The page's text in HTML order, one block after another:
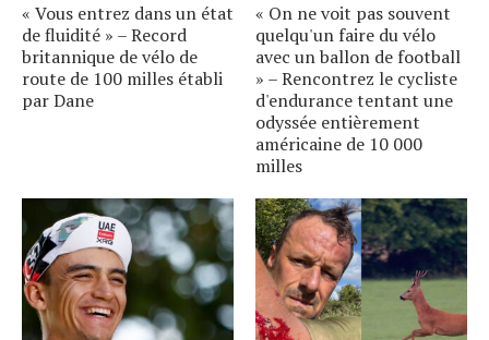
« Vous entrez dans un état
de fluidité » – Record
britannique de vélo de
route de 100 milles établi
par Dane
« On ne voit pas souvent
quelqu'un faire du vélo
avec un ballon de football
» – Rencontrez le cycliste
d'endurance tentant une
odyssée entièrement
américaine de 10 000
milles